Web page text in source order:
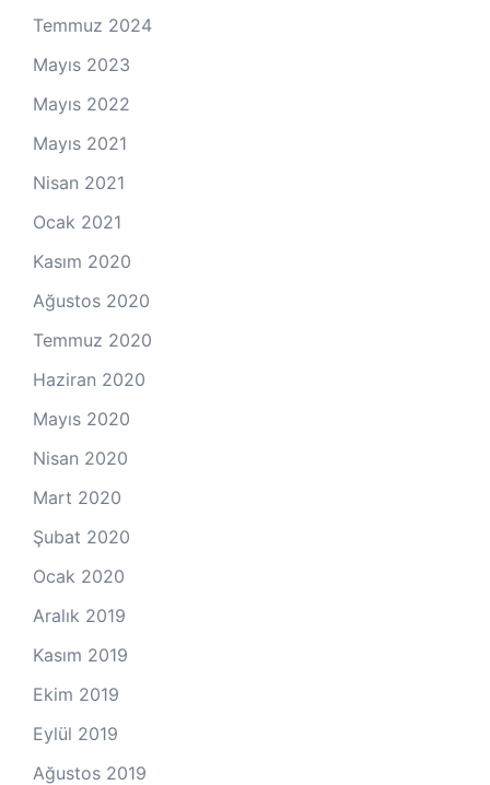
Temmuz 2024
Mayıs 2023
Mayıs 2022
Mayıs 2021
Nisan 2021
Ocak 2021
Kasım 2020
Ağustos 2020
Temmuz 2020
Haziran 2020
Mayıs 2020
Nisan 2020
Mart 2020
Şubat 2020
Ocak 2020
Aralık 2019
Kasım 2019
Ekim 2019
Eylül 2019
Ağustos 2019